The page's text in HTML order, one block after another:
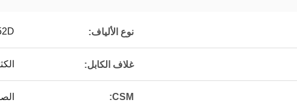
نوع الألياف:
غلاف الكابل:
CSM: